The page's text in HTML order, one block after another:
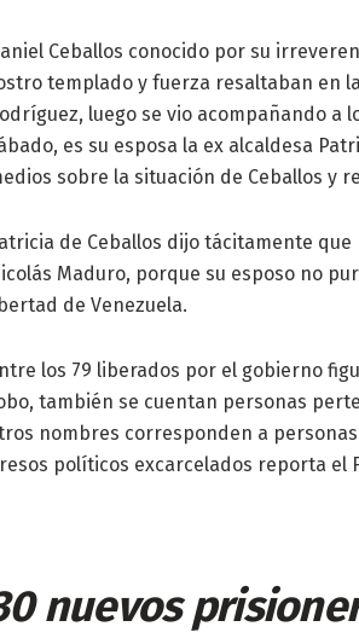
Ceballos conocido por su
templado y fuerza resaltaban en
luego se vio acompañando
es su esposa la ex alcaldesa
sobre la situación de Ceballos y
de Ceballos dijo tácitamente
Maduro, porque su esposo no
de Venezuela.
los 79 liberados por el gobierno
también se cuentan personas
nombres corresponden a
políticos excarcelados reporta el
nuevos